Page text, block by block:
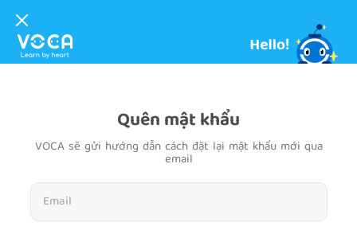
Quên mật khẩu
VOCA sẽ gửi hướng dẫn cách đặt lại mật khẩu mới qua
email